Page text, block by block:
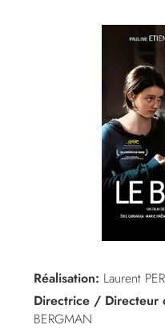
Réalisation: Laurent
Directrice / Directeur
BERGMAN